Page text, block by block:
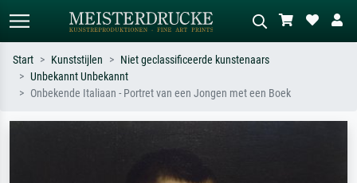
Standaard zoeken AI-beeldzoeker
Start Kunststijlen
Niet geclassificeerde kunstenaars
Unbekannt Unbekannt
Onbekende Italiaan - Portret van een Jongen met een Boek